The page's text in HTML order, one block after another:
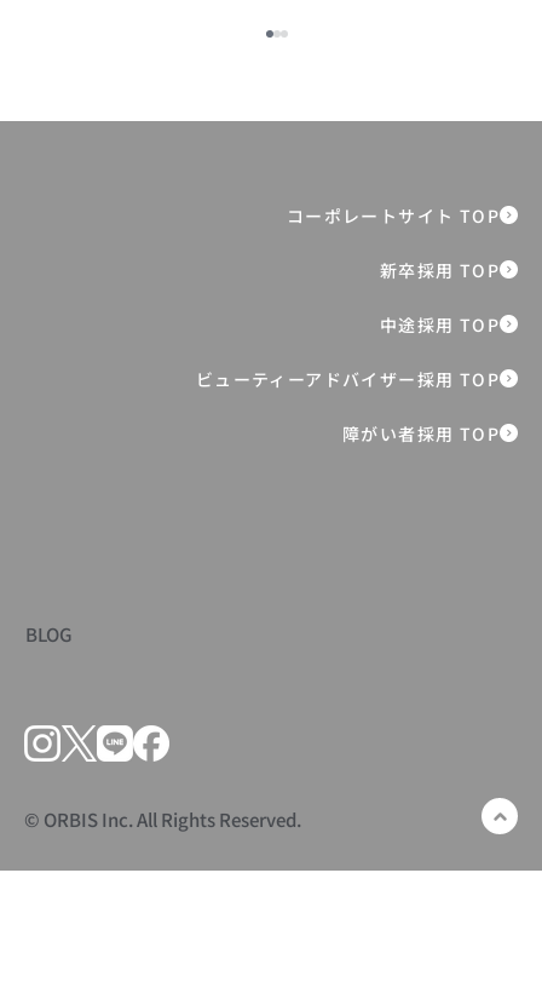
マネジャーになる前に「チームを率いる
ネジメント育成プログラムとは
BLOG
障がい者採用 TOP
© ORBIS Inc. All Rights Reserved.